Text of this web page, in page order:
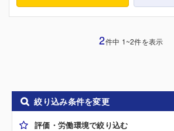
2件中 1~2件を表示
絞り込み条件を変更
評価・労働環境で絞り込む